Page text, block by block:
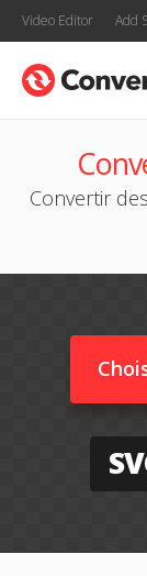
Video Editor Add
Convertir